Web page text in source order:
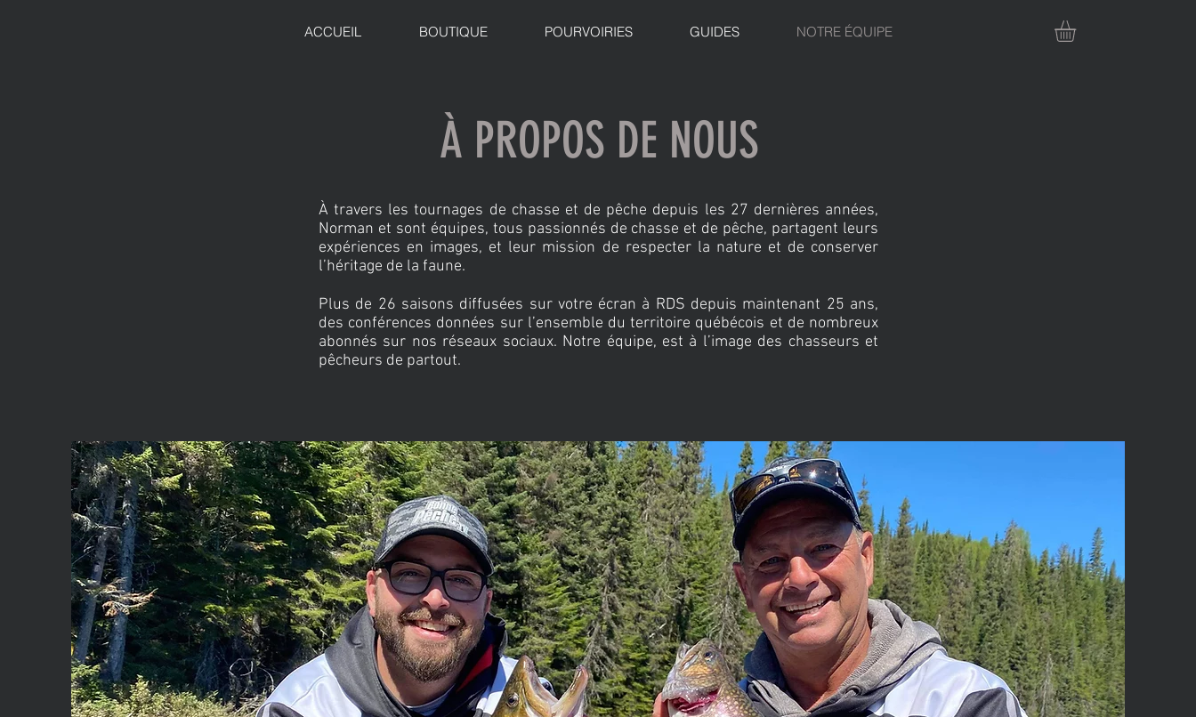
ACCUEIL BOUTIQUE POURVOIRIES GUIDES NOTRE ÉQUIPE
À PROPOS DE NOUS
À travers les tournages de chasse et de pêche depuis les 27 dernières années,
Norman et sont équipes, tous passionnés de chasse et de pêche, partagent leurs
expériences en images, et leur mission de respecter la nature et de conserver
l’héritage de la faune.
Plus de 26 saisons diffusées sur votre écran à RDS depuis maintenant 25 ans,
des conférences données sur l’ensemble du territoire québécois et de nombreux
abonnés sur nos réseaux sociaux. Notre équipe, est à l’image des chasseurs et
pêcheurs de partout.